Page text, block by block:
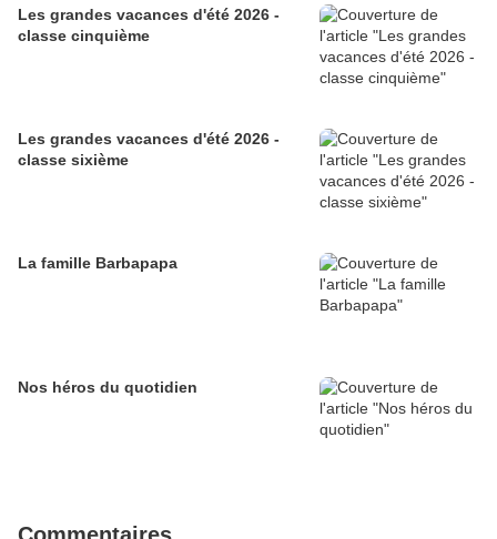
Les grandes vacances d'été 2026 -
classe cinquième
Les grandes vacances d'été 2026 -
classe sixième
La famille Barbapapa
Nos héros du quotidien